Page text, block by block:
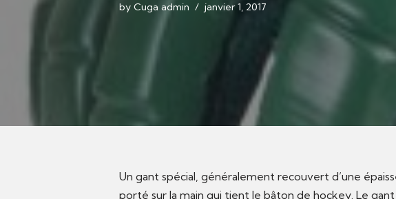
by Cuga admin janvier 1, 2017
Un gant spécial, généralement recouvert d’une
porté sur la main qui tient le bâton de hockey. Le